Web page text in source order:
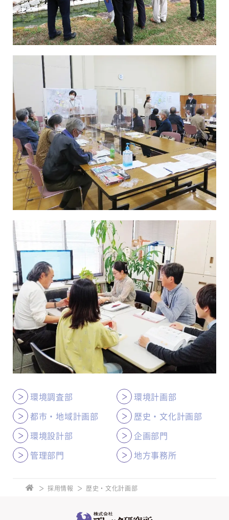
環境調査部
環境計画部
都市・地域計画部
歴史・文化計画部
環境設計部
企画部門
管理部門
地方事務所
採用情報 歴史・文化計画部